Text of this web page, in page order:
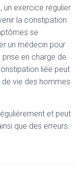
un exercice régulier
la constipation
se
un médecin pour
en charge de
liée peut
vie des hommes
et peut
que des erreurs.